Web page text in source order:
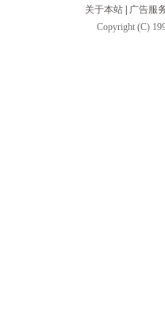
关于本站
广告服
Copyright (C)